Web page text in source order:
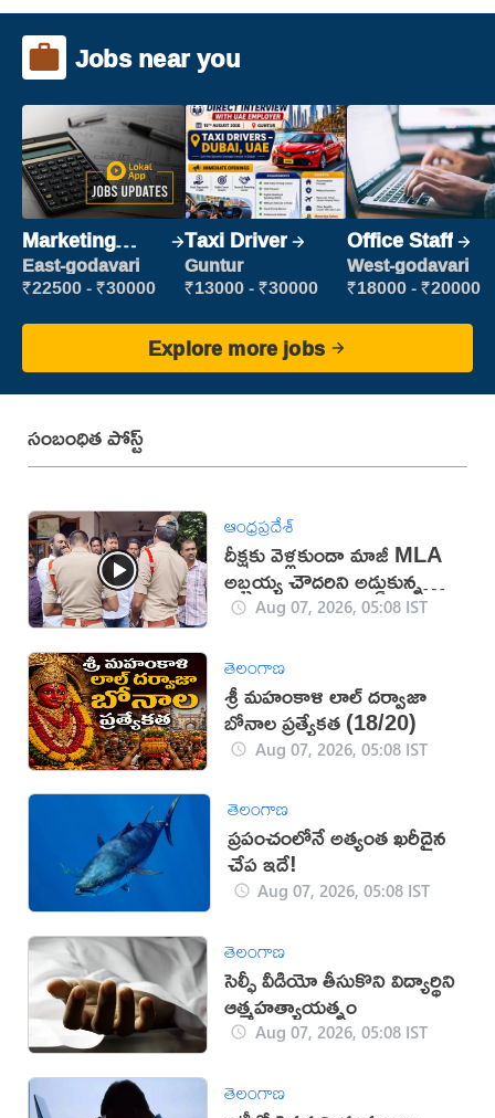
Jobs near you
Marketing
Executive
East-godavari
₹22500 - ₹30000
Taxi Driver
Guntur
₹13000 - ₹30000
Office Staff
West-godavari
₹18000 - ₹20000
Explore more jobs
సంబంధిత పోస్ట్
ఆంధ్రప్రదేశ్
దీక్షకు వెళ్లకుండా మాజీ MLA
అబ్బ‌య్య చౌద‌రిని అడ్డుకున్న
పోలీసులు (వీడియో)
Aug 07, 2026, 05:08 IST
తెలంగాణ
శ్రీ మహంకాళి లాల్ దర్వాజా
బోనాల ప్రత్యేకత (18/20)
Aug 07, 2026, 05:08 IST
తెలంగాణ
ప్రపంచంలోనే అత్యంత ఖరీదైన
చేప ఇదే!
Aug 07, 2026, 05:08 IST
తెలంగాణ
సెల్ఫీ వీడియో తీసుకొని విద్యార్థిని
ఆత్మహత్యాయత్నం
Aug 07, 2026, 05:08 IST
తెలంగాణ